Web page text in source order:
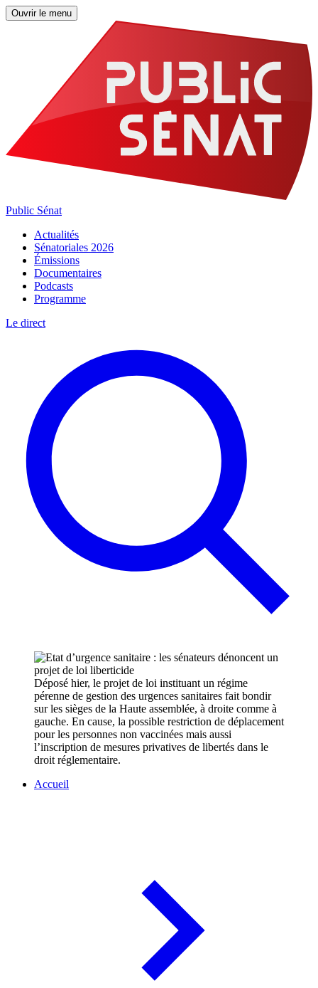
Ouvrir le menu
Public Sénat
Actualités
Sénatoriales 2026
Émissions
Documentaires
Podcasts
Programme
Le direct
Déposé hier, le projet de loi instituant un régime
pérenne de gestion des urgences sanitaires fait bondir
sur les sièges de la Haute assemblée, à droite comme à
gauche. En cause, la possible restriction de déplacement
pour les personnes non vaccinées mais aussi
l’inscription de mesures privatives de libertés dans le
droit réglementaire.
Accueil